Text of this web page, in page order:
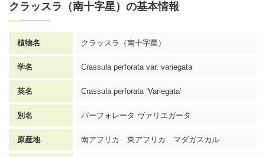
クラッスラ（南十字星）の基本情報
植物名 クラッスラ （南十字星）
学名 Crassula perforata var. variegata
英名 Crassula perforata ‘Variegata’
別名 パーフォレータ ヴァリエガータ
原産地 南アフリカ 東アフリカ マダガスカル